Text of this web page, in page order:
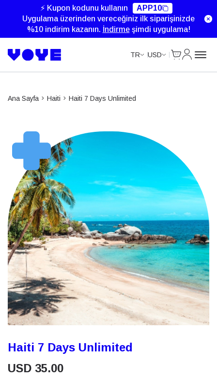
⚡ Kupon kodunu kullanın
APP10
Uygulama üzerinden vereceğiniz ilk siparişinizde
%10 indirim kazanın. İndirmeşimdi uygulama!
TR USD
Ana Sayfa Haiti Haiti 7 Days Unlimited
Haiti 7 Days Unlimited
USD 35.00
Unlimited Data
Unlimited Data
Unlimited Data